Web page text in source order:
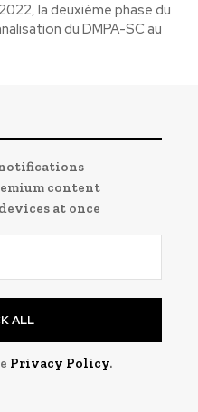
la deuxième phase du
du DMPA-SC au
content
at once
ALL
Privacy Policy.